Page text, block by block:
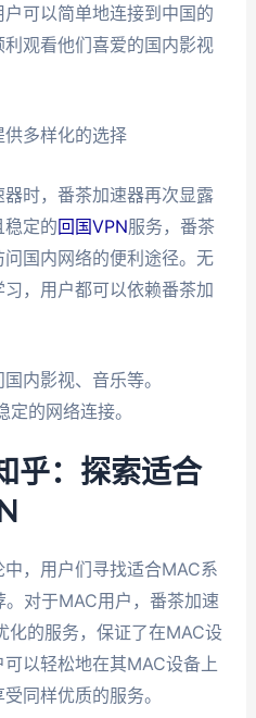
可以简单地连接到中国的
观看他们喜爱的国内影视
多样化的选择
时，番茶加速器再次显露
稳定的回国VPN服务，番茶
国内网络的便利途径。无
，用户都可以依赖番茶加
内影视、音乐等。
的网络连接。
乎：探索适合
中，用户们寻找适合MAC系
对于MAC用户，番茶加速
化的服务，保证了在MAC设
以轻松地在其MAC设备上
同样优质的服务。